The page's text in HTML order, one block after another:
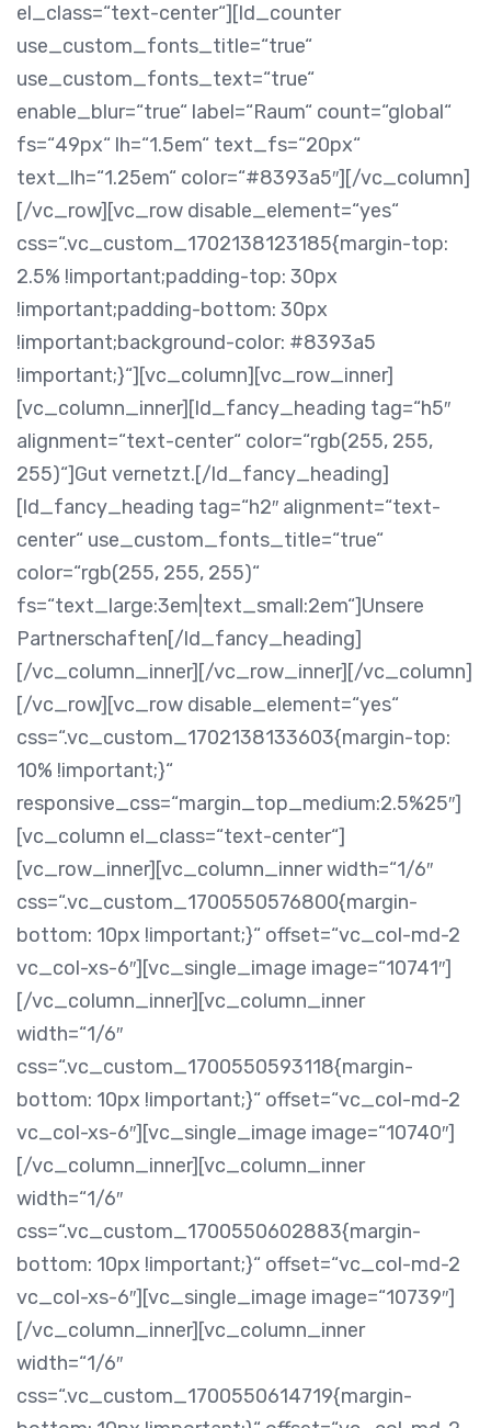
el_class=“text-center“][ld_counter
use_custom_fonts_title=“true“
use_custom_fonts_text=“true“
enable_blur=“true“ label=“Raum“ count=“global“
fs=“49px“ lh=“1.5em“ text_fs=“20px“
text_lh=“1.25em“ color=“#8393a5″][/vc_column]
[/vc_row][vc_row disable_element=“yes“
css=“.vc_custom_1702138123185{margin-top:
2.5% !important;padding-top: 30px
!important;padding-bottom: 30px
!important;background-color: #8393a5
!important;}“][vc_column][vc_row_inner]
[vc_column_inner][ld_fancy_heading tag=“h5″
alignment=“text-center“ color=“rgb(255, 255,
255)“]Gut vernetzt.[/ld_fancy_heading]
[ld_fancy_heading tag=“h2″ alignment=“text-
center“ use_custom_fonts_title=“true“
color=“rgb(255, 255, 255)“
fs=“text_large:3em|text_small:2em“]Unsere
Partnerschaften[/ld_fancy_heading]
[/vc_column_inner][/vc_row_inner][/vc_column]
[/vc_row][vc_row disable_element=“yes“
css=“.vc_custom_1702138133603{margin-top:
10% !important;}“
responsive_css=“margin_top_medium:2.5%25″]
[vc_column el_class=“text-center“]
[vc_row_inner][vc_column_inner width=“1/6″
css=“.vc_custom_1700550576800{margin-
bottom: 10px !important;}“ offset=“vc_col-md-2
vc_col-xs-6″][vc_single_image image=“10741″]
[/vc_column_inner][vc_column_inner
width=“1/6″
css=“.vc_custom_1700550593118{margin-
bottom: 10px !important;}“ offset=“vc_col-md-2
vc_col-xs-6″][vc_single_image image=“10740″]
[/vc_column_inner][vc_column_inner
width=“1/6″
css=“.vc_custom_1700550602883{margin-
bottom: 10px !important;}“ offset=“vc_col-md-2
vc_col-xs-6″][vc_single_image image=“10739″]
[/vc_column_inner][vc_column_inner
width=“1/6″
css=“.vc_custom_1700550614719{margin-